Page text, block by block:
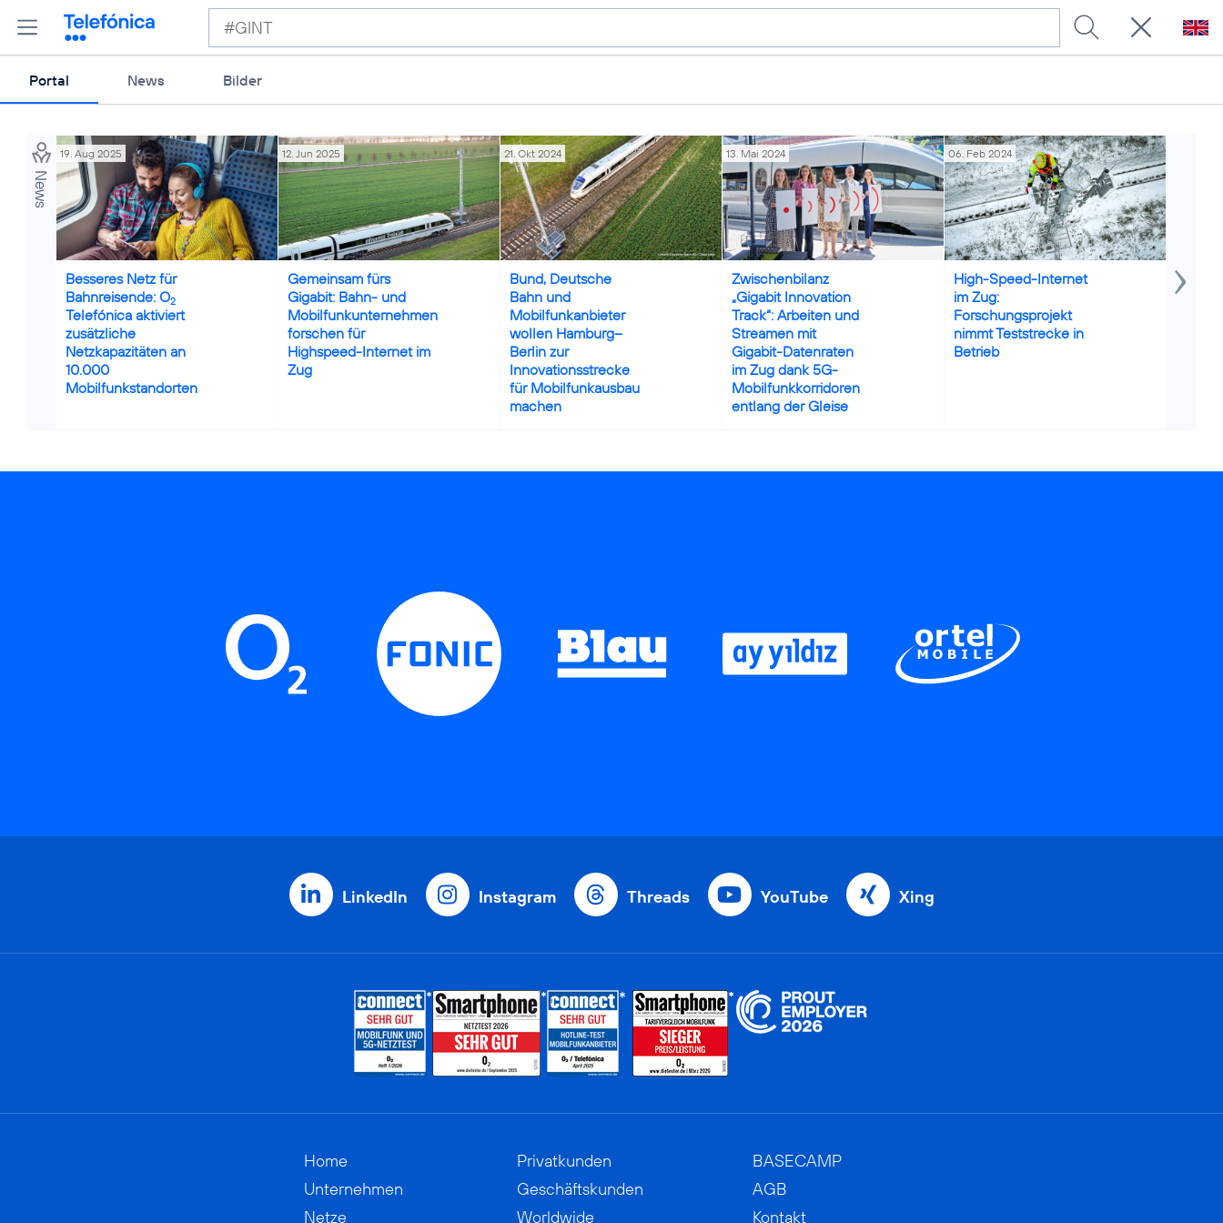
Portal News Bilder
News
19. Aug 2025
Besseres Netz für
Bahnreisende: O2
Telefónica aktiviert
zusätzliche
Netzkapazitäten an
10.000
Mobilfunkstandorten
12. Jun 2025
Gemeinsam fürs
Gigabit: Bahn- und
Mobilfunkunternehmen
forschen für
Highspeed-Internet im
Zug
21. Okt 2024
Bund, Deutsche
Bahn und
Mobilfunkanbieter
wollen Hamburg–
Berlin zur
Innovationsstrecke
für Mobilfunkausbau
machen
13. Mai 2024
Zwischenbilanz
„Gigabit Innovation
Track“: Arbeiten und
Streamen mit
Gigabit-Datenraten
im Zug dank 5G-
Mobilfunkkorridoren
entlang der Gleise
06. Feb 2024
High-Speed-Internet
im Zug:
Forschungsprojekt
nimmt Teststrecke in
Betrieb
Credits:
LinkedIn Instagram Threads YouTube Xing
Home
Unternehmen
Netze
Privatkunden
Geschäftskunden
Worldwide
BASECAMP
AGB
Kontakt